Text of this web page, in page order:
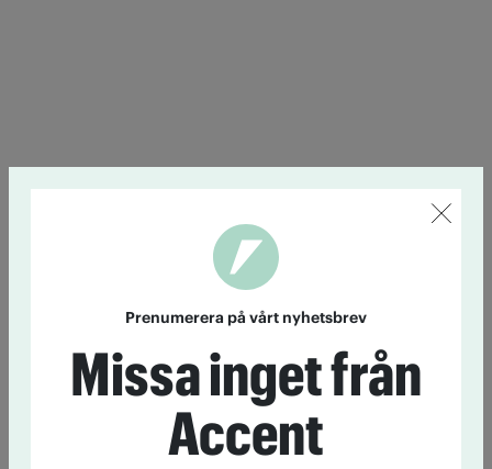
Prenumerera på vårt nyhetsbrev
Missa inget från
Accent